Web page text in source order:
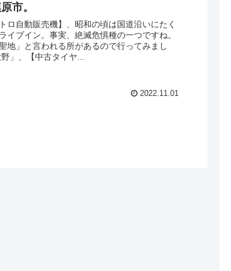
市。
ロ自動販売機】、昭和の頃は国道沿いにたく
イブイン。事実、絶滅危惧種の一つですね。
地」と言われる所があるので行ってみまし
」、【中古タイヤ...
2022.11.01